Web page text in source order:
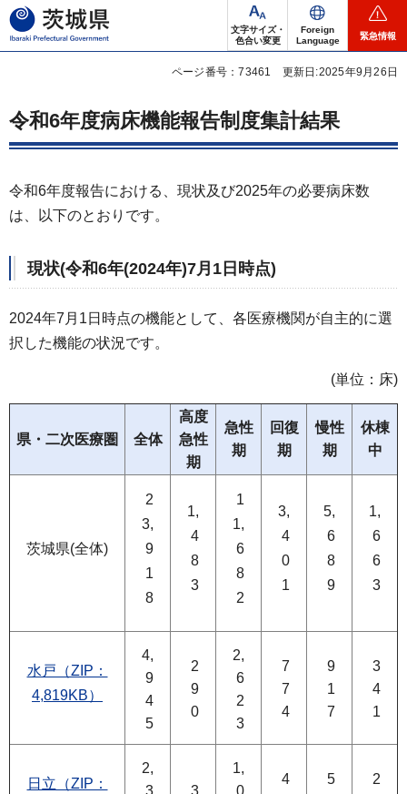
茨城県
文字サイズ・
色合い変更
Foreign
Language
緊急情報
ページ番号：73461 更新日:2025年9月26日
令和6年度病床機能報告制度集計結果
令和6年度報告における、現状及び2025年の必要病床数
は、以下のとおりです。
現状(令和6年(2024年)7月1日時点)
2024年7月1日時点の機能として、各医療機関が自主的に選
択した機能の状況です。
(単位：床)
県・二次医療圏 全体
高度
急性
期
急性
期
回復
期
慢性
期
休棟
中
茨城県(全体)
2
3,
9
1
8
1,
4
8
3
1
1,
6
8
2
3,
4
0
1
5,
6
8
9
1,
6
6
3
水戸（ZIP：
4,819KB）
4,
9
4
5
2
9
0
2,
6
2
3
7
7
4
9
1
7
3
4
1
日立（ZIP：
2,
3
3
1,
0
4
5
2